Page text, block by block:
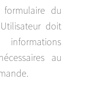
du
doit
au